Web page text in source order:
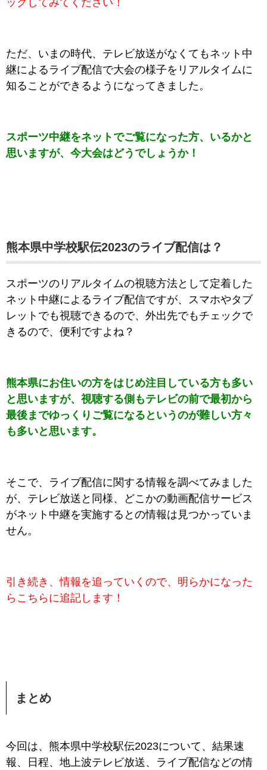
ックしてみてください！
ただ、いまの時代、テレビ放送がなくてもネット中
継によるライブ配信で大会の様子をリアルタイムに
知ることができるようになってきました。
スポーツ中継をネットでご覧になった方、いるかと
思いますが、今大会はどうでしょうか！
熊本県中学校駅伝2023のライブ配信は？
スポーツのリアルタイムの視聴方法として定着した
ネット中継によるライブ配信ですが、スマホやタブ
レットでも視聴できるので、外出先でもチェックで
きるので、便利ですよね？
熊本県にお住いの方をはじめ注目している方も多い
と思いますが、視聴する側もテレビの前で最初から
最後までゆっくりご覧になるというのが難しい方々
も多いと思います。
そこで、ライブ配信に関する情報を調べてみました
が、テレビ放送と同様、どこかの動画配信サービス
がネット中継を実施するとの情報は見つかっていま
せん。
引き続き、情報を追っていくので、明らかになった
らこちらに追記します！
まとめ
今回は、熊本県中学校駅伝2023について、結果速
報、日程、地上波テレビ放送、ライブ配信などの情